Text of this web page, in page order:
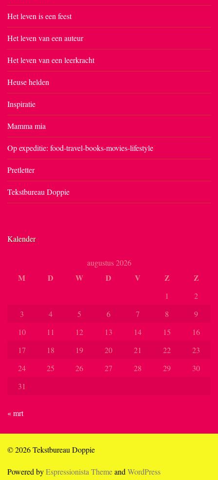
Het leven is een feest
Het leven van een auteur
Het leven van een leerkracht
Heuse helden
Inspiratie
Mamma mia
Op expeditie: food-travel-books-movies-lifestyle
Pretletter
Tekstbureau Doppie
Kalender
augustus 2026
M D W D V Z Z
1
2
3
4 5 6 7 8
9
10
11 12 13 14 15
16
17
18 19 20 21 22
23
24
25 26 27 28 29
30
31
« mrt
© 2026 Tekstbureau Doppie
Powered byEspressionista ThemeandWordPress